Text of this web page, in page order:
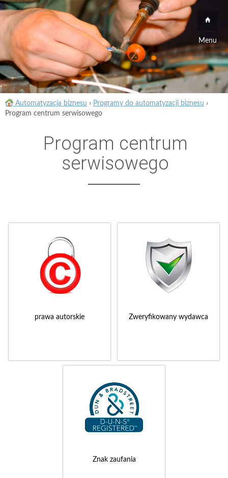
Menu
Automatyzacja biznesu › Programy do automatyzacji biznesu ›
Program centrum serwisowego
Program centrum
serwisowego
prawa autorskie Zweryfikowany wydawca
Znak zaufania